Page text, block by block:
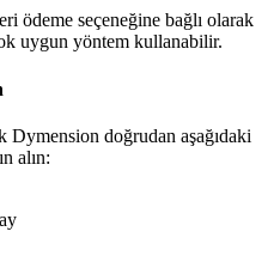
bilgi edinin
ödeme seçeneğine bağlı olarak
uygun yöntem kullanabilir.
Dymension doğrudan aşağıdaki
alın: